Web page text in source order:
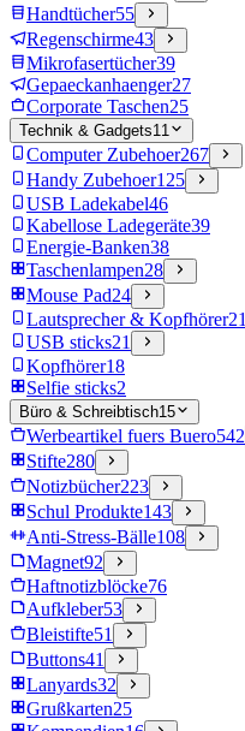
Handtücher55
Regenschirme43
Mikrofasertücher39
Gepaeckanhaenger27
Corporate Taschen25
Technik & Gadgets11
Computer Zubehoer267
Handy Zubehoer125
USB Ladekabel46
Kabellose Ladegeräte39
Energie-Banken38
Taschenlampen28
Mouse Pad24
Lautsprecher & Kopfhörer21
USB sticks21
Kopfhörer18
Selfie sticks2
Büro & Schreibtisch15
Werbeartikel fuers Buero542
Stifte280
Notizbücher223
Schul Produkte143
Anti-Stress-Bälle108
Magnet92
Haftnotizblöcke76
Aufkleber53
Bleistifte51
Buttons41
Lanyards32
Grußkarten25